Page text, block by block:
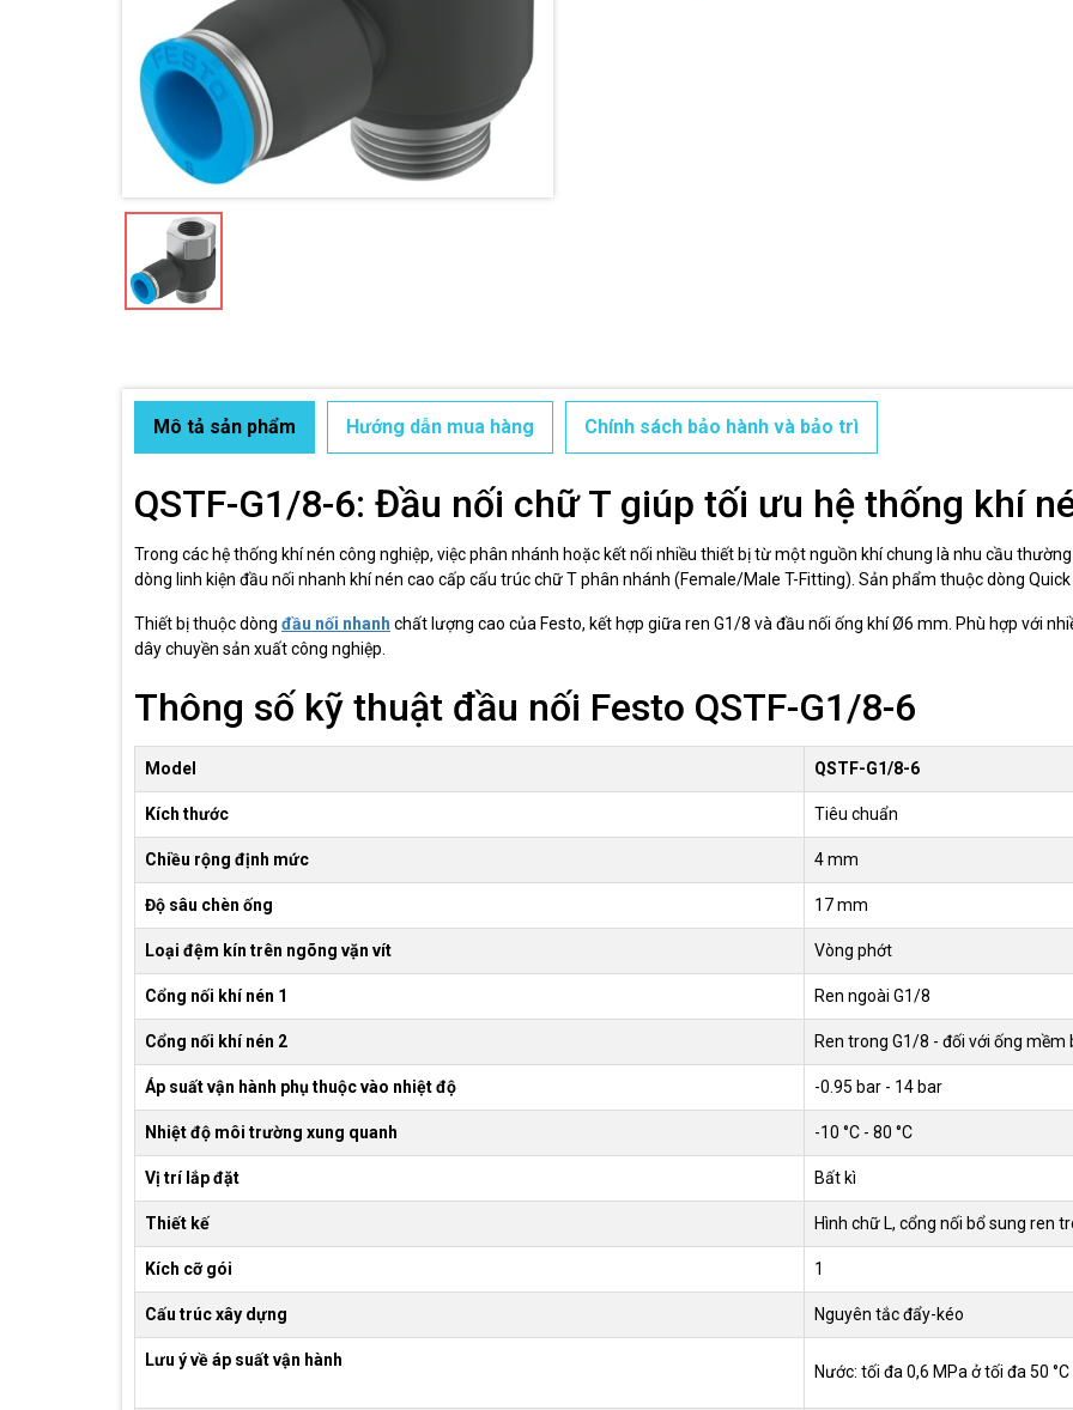
Mô tả sản phẩm Hướng dẫn mua hàng Chính sách bảo hành và bảo trì
QSTF-G1/8-6: Đầu nối chữ T giúp tối ưu hệ thống khí
Trong các hệ thống khí nén công nghiệp, việc phân nhánh hoặc kết nối nhiều thiết bị từ một nguồn khí chung là nhu cầu thường
dòng linh kiện đầu nối nhanh khí nén cao cấp cấu trúc chữ T phân nhánh (Female/Male T-Fitting). Sản phẩm thuộc dòng
Thiết bị thuộc dòng đầu nối nhanh chất lượng cao của Festo, kết hợp giữa ren G1/8 và đầu nối ống khí Ø6 mm. Phù hợp với
dây chuyền sản xuất công nghiệp.
Thông số kỹ thuật đầu nối Festo QSTF-G1/8-6
Model QSTF-G1/8-6
Kích thước Tiêu chuẩn
Chiều rộng định mức 4 mm
Độ sâu chèn ống 17 mm
Loại đệm kín trên ngõng vặn vít Vòng phớt
Cổng nối khí nén 1 Ren ngoài G1/8
Cổng nối khí nén 2 Ren trong G1/8 - đối với ống
Áp suất vận hành phụ thuộc vào nhiệt độ -0.95 bar - 14 bar
Nhiệt độ môi trường xung quanh -10 °C - 80 °C
Vị trí lắp đặt Bất kì
Thiết kế Hình chữ L, cổng nối bổ sung ren
Kích cỡ gói 1
Cấu trúc xây dựng Nguyên tắc đẩy-kéo
Lưu ý về áp suất vận hành
Nước: tối đa 0,6 MPa ở tối đa 50 °C